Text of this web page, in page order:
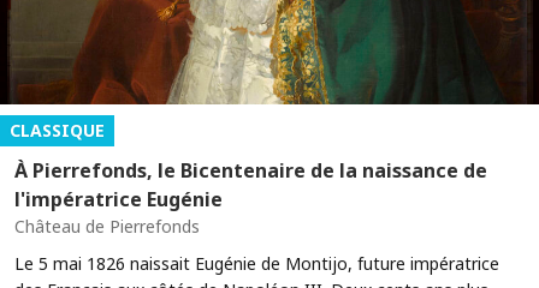
CLASSIQUE
À Pierrefonds, le Bicentenaire de la naissance de
l'impératrice Eugénie
Château de Pierrefonds
Le 5 mai 1826 naissait Eugénie de Montijo, future impératrice